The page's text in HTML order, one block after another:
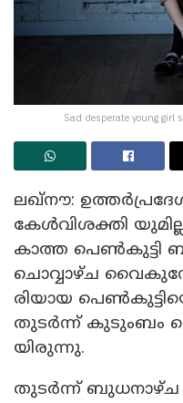
Sad desperate young girl
ലഖ്നൗ:
കേൾവിശക്തി
കാത്ത പെൺകുട്ടി
ചൊവ്വാഴ്ച
രിയായ
തുടർന്ന് കുടുംബം
യിരുന്നു.
തുടർന്ന് ബുധനാഴ്ച